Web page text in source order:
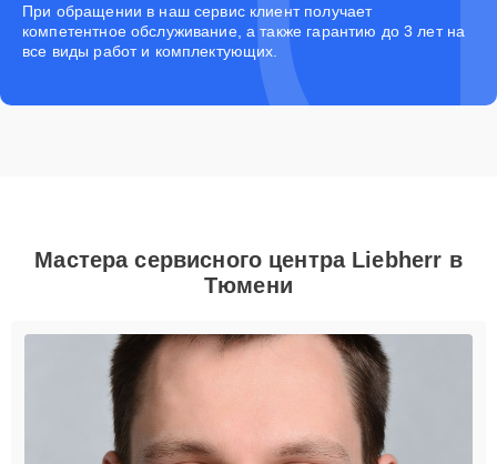
При обращении в наш сервис клиент получает
компетентное обслуживание, а также гарантию до 3 лет на
все виды работ и комплектующих.
Мастера сервисного центра Liebherr в
Тюмени